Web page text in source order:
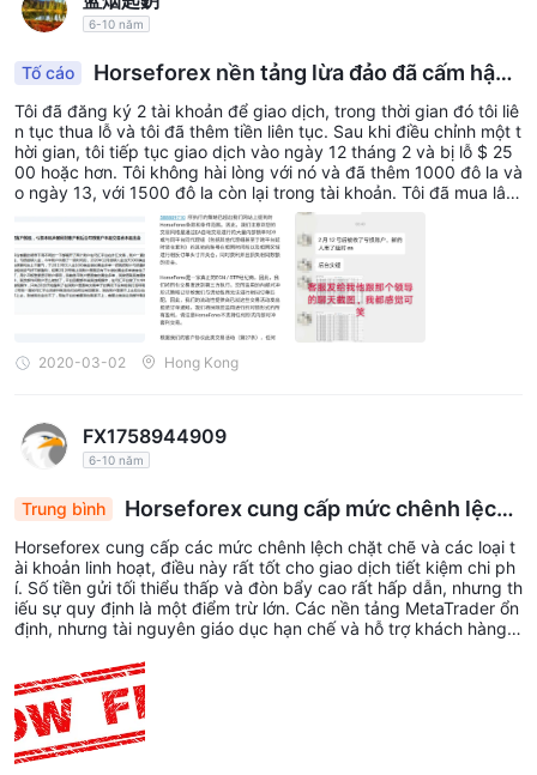
mất vốn gửi càng lớn. Việc sử dụng đòn bẩy có thể có lợi và có
thể ngược lại.
Nền tảng giao dịch
Horseforex cung cấp các nền tảngMetaTrader 4và5được
công nhận và dẫn đầu thế giới, được yêu thích và đánh giá cao
với giao diện trực quan, giao dịch tự động bằng Expert Advisor,
các công cụ biểu đồ có thể tùy chỉnh và chức năng phân tích
mạnh mẽ.
Nạp & Rút tiền
Horseforex chấp nhận nhiều phương thức để nạp tiền vào tài
khoản của bạn:
chuyển khoản ngân hàng (chuyển khoản
dùng Trung Quốc chủ yếu.
6-10 năm
Tố cáo
Horseforex nền tảng lừa đảo đã cấm hậu t
rường của khách hàng và giữ lại lợi nhuận của họ.
Tôi đã đăng ký 2 tài khoản để giao dịch, trong thời gian đó tôi liê
n tục thua lỗ và tôi đã thêm tiền liên tục. Sau khi điều chỉnh một t
hời gian, tôi tiếp tục giao dịch vào ngày 12 tháng 2 và bị lỗ $ 25
00 hoặc hơn. Tôi không hài lòng với nó và đã thêm 1000 đô la và
o ngày 13, với 1500 đô la còn lại trong tài khoản. Tôi đã mua lâu
trên XAU / USD và đóng vị trí ở mức cao nhất. Sau đó, tôi giảm g
iao dịch để duy trì lợi nhuận. Vào ngày 27 và 28, tôi đã đóng vị tr
í XAU / USD do biến động. Lợi nhuận cộng với may mắn, tôi bắt
đầu mua lâu trên XAU / USD với mức lãi lỗ và dừng lỗ, nhưng đã
lỗ 500 đô la. Sau bữa tối, tôi thấy rằng tôi không thể đăng nhập
vào tài khoản của mình, điều này không phải do mạng. Tôi đã gử
i email đến dịch vụ khách hàng, họ trả lời rằng tài khoản của tôi
bị nghi ngờ giao dịch bất hợp pháp. Tôi đã giao dịch ở Horsefore
x trong 6 tháng hoặc lâu hơn và không bao giờ gặp phải nó. Khô
h vụ nói rằng ngay cả lãnh đạo của họ cũng không có ý kiến gì.
Sau đó, không ai trả lời email của tôi nữa. Các ảnh chụp màn hìn
2020-03-02 Hong Kong
FX1758944909
6-10 năm
Trung bình
Horseforex cung cấp mức chênh lệch
hẹp
Horseforex cung cấp các mức chênh lệch chặt chẽ và các loại t
ài khoản linh hoạt, điều này rất tốt cho giao dịch tiết kiệm chi ph
í. Số tiền gửi tối thiểu thấp và đòn bẩy cao rất hấp dẫn, nhưng th
iếu sự quy định là một điểm trừ lớn. Các nền tảng MetaTrader ổn
định, nhưng tài nguyên giáo dục hạn chế và hỗ trợ khách hàng c
hoải mái với rủi ro.